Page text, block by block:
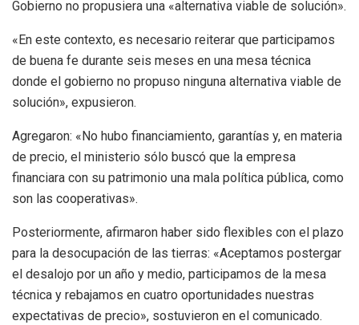
Gobierno no propusiera una «alternativa viable de solución».
«En este contexto, es necesario reiterar que participamos
de buena fe durante seis meses en una mesa técnica
donde el gobierno no propuso ninguna alternativa viable de
solución», expusieron.
Agregaron: «No hubo financiamiento, garantías y, en materia
de precio, el ministerio sólo buscó que la empresa
financiara con su patrimonio una mala política pública, como
son las cooperativas».
Posteriormente, afirmaron haber sido flexibles con el plazo
para la desocupación de las tierras: «Aceptamos postergar
el desalojo por un año y medio, participamos de la mesa
técnica y rebajamos en cuatro oportunidades nuestras
expectativas de precio», sostuvieron en el comunicado.